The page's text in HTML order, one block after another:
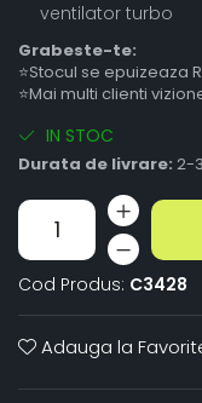
ventilator turbo
Grabeste-te:
⭐Stocul se epuizeaza
⭐Mai multi clienti
IN STOC
Durata de livrare: 2-
Cod Produs: C3428
Adauga la